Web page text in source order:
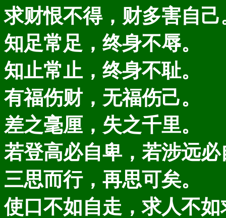
求财恨不得，财多害自己
知足常足，终身不辱。
知止常止，终身不耻。
有福伤财，无福伤己。
差之毫厘，失之千里。
若登高必自卑，若涉远必
三思而行，再思可矣。
使口不如自走，求人不如